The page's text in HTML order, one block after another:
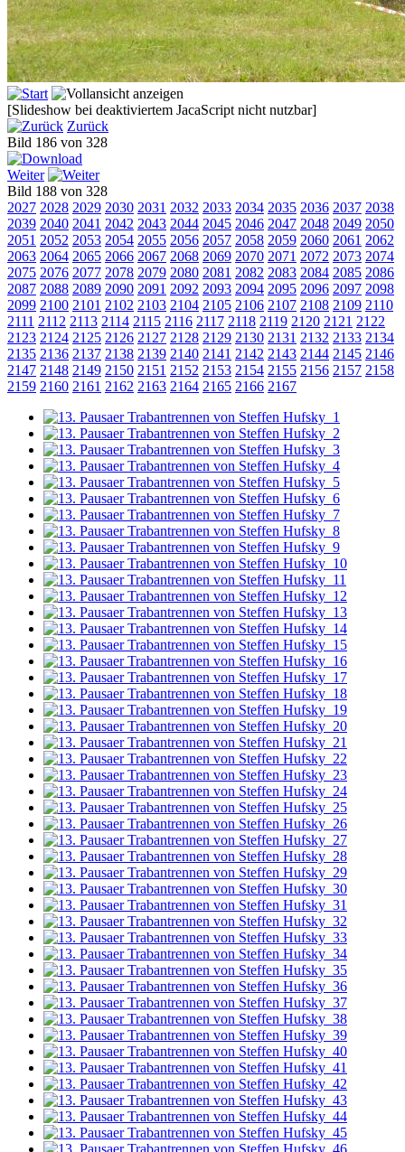
[Slideshow bei deaktiviertem JacaScript nicht nutzbar]
Zurück
Bild 186 von 328
Weiter
Bild 188 von 328
2027 2028 2029 2030 2031 2032 2033 2034 2035 2036 2037 2038
2039 2040 2041 2042 2043 2044 2045 2046 2047 2048 2049 2050
2051 2052 2053 2054 2055 2056 2057 2058 2059 2060 2061 2062
2063 2064 2065 2066 2067 2068 2069 2070 2071 2072 2073 2074
2075 2076 2077 2078 2079 2080 2081 2082 2083 2084 2085 2086
2087 2088 2089 2090 2091 2092 2093 2094 2095 2096 2097 2098
2099 2100 2101 2102 2103 2104 2105 2106 2107 2108 2109 2110
2111 2112 2113 2114 2115 2116 2117 2118 2119 2120 2121 2122
2123 2124 2125 2126 2127 2128 2129 2130 2131 2132 2133 2134
2135 2136 2137 2138 2139 2140 2141 2142 2143 2144 2145 2146
2147 2148 2149 2150 2151 2152 2153 2154 2155 2156 2157 2158
2159 2160 2161 2162 2163 2164 2165 2166 2167